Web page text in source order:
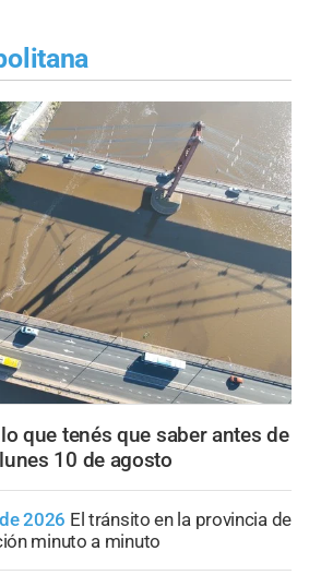
que tenés que saber antes de
10 de agosto
2026 El tránsito en la provincia de
minuto a minuto